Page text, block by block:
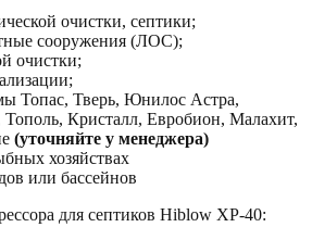
очистки, септики;
сооружения (ЛОС);
очистки;
Топас, Тверь, Юнилос Астра,
Тополь, Кристалл, Евробион, Малахит,
(уточняйте у менеджера)
хозяйствах
или бассейнов
для септиков Hiblow XP-40: